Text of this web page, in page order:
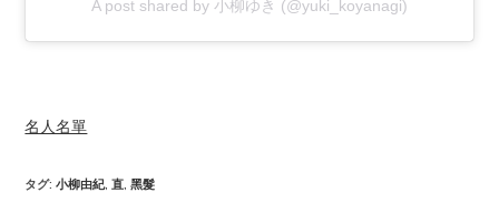
A post shared by 小柳ゆき (@yuki_koyanagi)
名人名單
タグ:小柳由紀, 直, 黑髮